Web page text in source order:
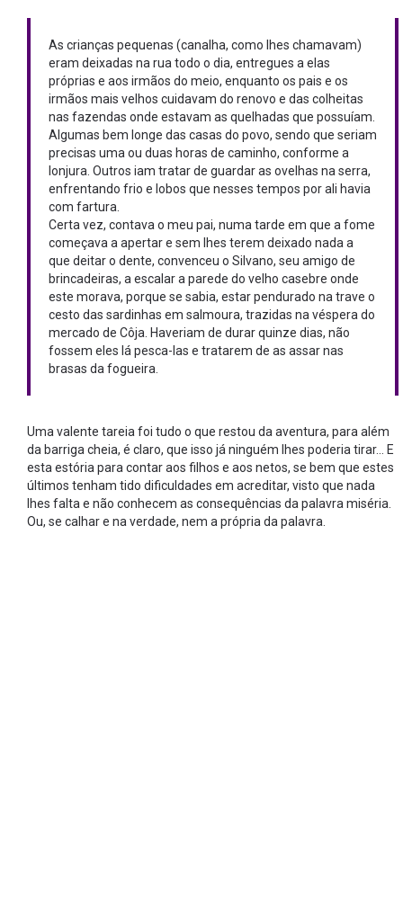
As crianças pequenas (canalha, como lhes chamavam)
eram deixadas na rua todo o dia, entregues a elas
próprias e aos irmãos do meio, enquanto os pais e os
irmãos mais velhos cuidavam do renovo e das colheitas
nas fazendas onde estavam as quelhadas que possuíam.
Algumas bem longe das casas do povo, sendo que seriam
precisas uma ou duas horas de caminho, conforme a
lonjura. Outros iam tratar de guardar as ovelhas na serra,
enfrentando frio e lobos que nesses tempos por ali havia
com fartura.
Certa vez, contava o meu pai, numa tarde em que a fome
começava a apertar e sem lhes terem deixado nada a
que deitar o dente, convenceu o Silvano, seu amigo de
brincadeiras, a escalar a parede do velho casebre onde
este morava, porque se sabia, estar pendurado na trave o
cesto das sardinhas em salmoura, trazidas na véspera do
mercado de Côja. Haveriam de durar quinze dias, não
fossem eles lá pesca-las e tratarem de as assar nas
brasas da fogueira.
Uma valente tareia foi tudo o que restou da aventura, para além
da barriga cheia, é claro, que isso já ninguém lhes poderia tirar… E
esta estória para contar aos filhos e aos netos, se bem que estes
últimos tenham tido dificuldades em acreditar, visto que nada
lhes falta e não conhecem as consequências da palavra miséria.
Ou, se calhar e na verdade, nem a própria da palavra.